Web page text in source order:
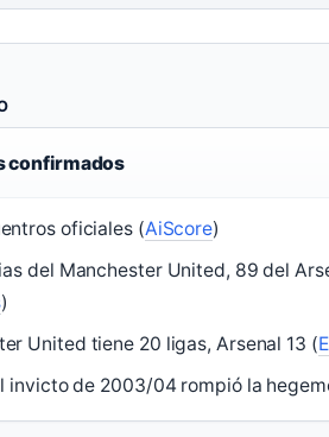
confirmados
oficiales (AiScore)
del Manchester United, 89 del
)
United tiene 20 ligas, Arsenal 13 (
invicto de 2003/04 rompió la